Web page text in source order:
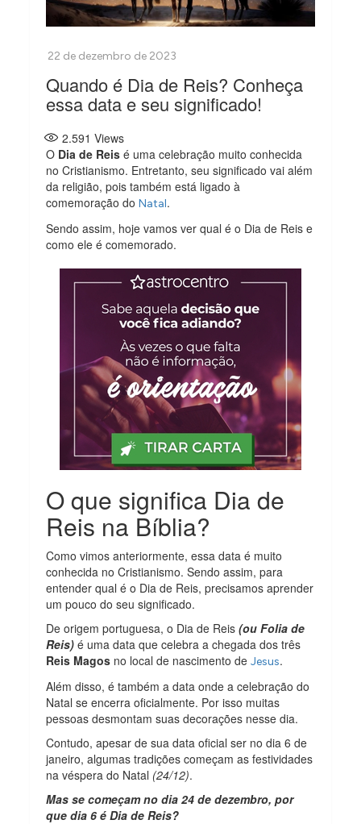
Quando é Dia de Reis? Conheça
essa data e seu significado!
2.591 Views
O Dia de Reis é uma celebração muito conhecida
no Cristianismo. Entretanto, seu significado vai além
da religião, pois também está ligado à
comemoração doNatal.
Sendo assim, hoje vamos ver qual é o Dia de Reis e
como ele é comemorado.
O que significa Dia de
Reis na Bíblia?
Como vimos anteriormente, essa data é muito
conhecida no Cristianismo. Sendo assim, para
entender qual é o Dia de Reis, precisamos aprender
um pouco do seu significado.
De origem portuguesa, o Dia de Reis(ou Folia de
Reis) é uma data que celebra a chegada dos três
Reis Magos no local de nascimento deJesus.
Além disso, é também a data onde a celebração do
Natal se encerra oficialmente. Por isso muitas
pessoas desmontam suas decorações nesse dia.
Contudo, apesar de sua data oficial ser no dia 6 de
janeiro, algumas tradições começam as festividades
na véspera do Natal (24/12).
Mas se começam no dia 24 de dezembro, por
que dia 6 é Dia de Reis?